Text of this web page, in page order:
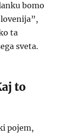
bomo
ta
sveta.
to
pojem,